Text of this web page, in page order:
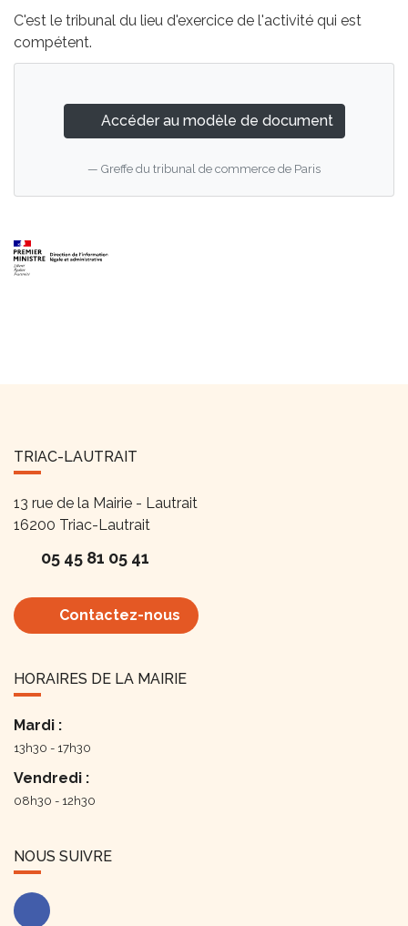
C'est le tribunal du lieu d'exercice de l'activité qui est
compétent.
Accéder au modèle de document
Greffe du tribunal de commerce de Paris
TRIAC-LAUTRAIT
13 rue de la Mairie - Lautrait
16200 Triac-Lautrait
05 45 81 05 41
Contactez-nous
HORAIRES DE LA MAIRIE
Mardi :
13h30 - 17h30
Vendredi :
08h30 - 12h30
NOUS SUIVRE
Facebook